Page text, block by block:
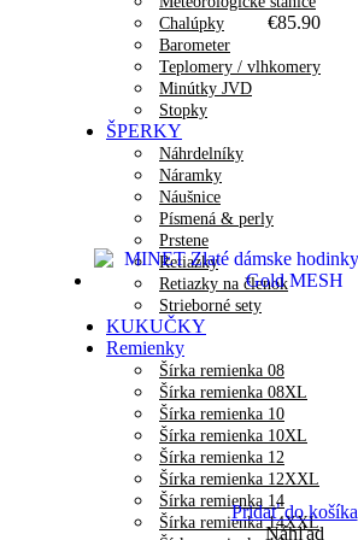
Chalúpky
Barometer
Teplomery / vlhkomery
Minútky JVD
Stopky
ŠPERKY
Náhrdelníky
Náramky
Náušnice
Písmená & perly
Prstene
Retiazky
Retiazky na členok
Strieborné sety
KUKUČKY
Remienky
Šírka remienka 08
Šírka remienka 08XL
Šírka remienka 10
Šírka remienka 10XL
Šírka remienka 12
Šírka remienka 12XXL
Šírka remienka 14
Šírka remienka 14XXL
€85.90
Pridať do košíka
Náhľad